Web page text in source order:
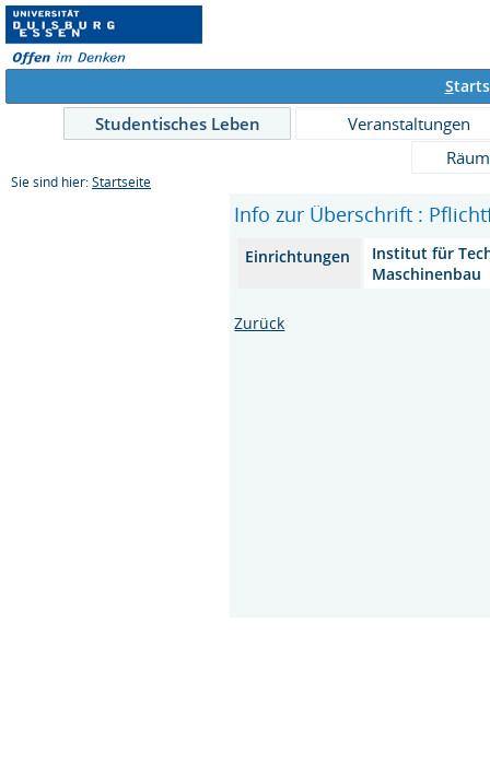
S
Studentisches Leben
Veranstaltungen
Sie sind hier: Startseite
Info zur Überschrift :
Einrichtungen
Institut für
Maschinenbau
Zurück